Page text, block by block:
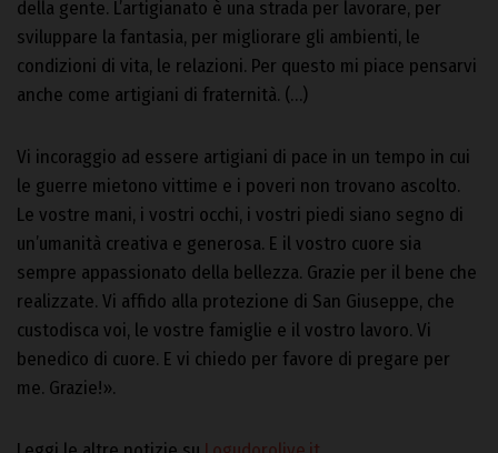
della gente. L’artigianato è una strada per lavorare, per
sviluppare la fantasia, per migliorare gli ambienti, le
condizioni di vita, le relazioni. Per questo mi piace pensarvi
anche come artigiani di fraternità. (…)
Vi incoraggio ad essere artigiani di pace in un tempo in cui
le guerre mietono vittime e i poveri non trovano ascolto.
Le vostre mani, i vostri occhi, i vostri piedi siano segno di
un’umanità creativa e generosa. E il vostro cuore sia
sempre appassionato della bellezza. Grazie per il bene che
realizzate. Vi affido alla protezione di San Giuseppe, che
custodisca voi, le vostre famiglie e il vostro lavoro. Vi
benedico di cuore. E vi chiedo per favore di pregare per
me. Grazie!».